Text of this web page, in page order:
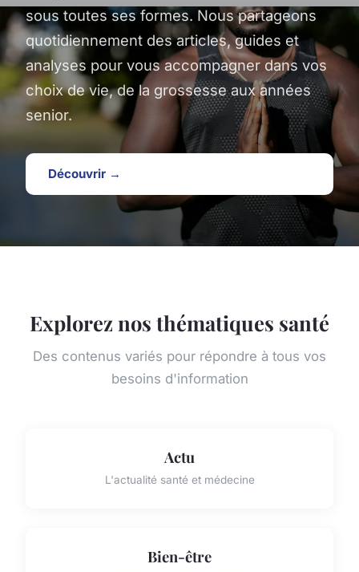
sous toutes ses formes. Nous partageons
quotidiennement des articles, guides et
analyses pour vous accompagner dans vos
choix de vie, de la grossesse aux années
senior.
Découvrir →
Explorez nos thématiques santé
Des contenus variés pour répondre à tous vos
besoins d'information
Actu
L'actualité santé et médecine
Bien-être